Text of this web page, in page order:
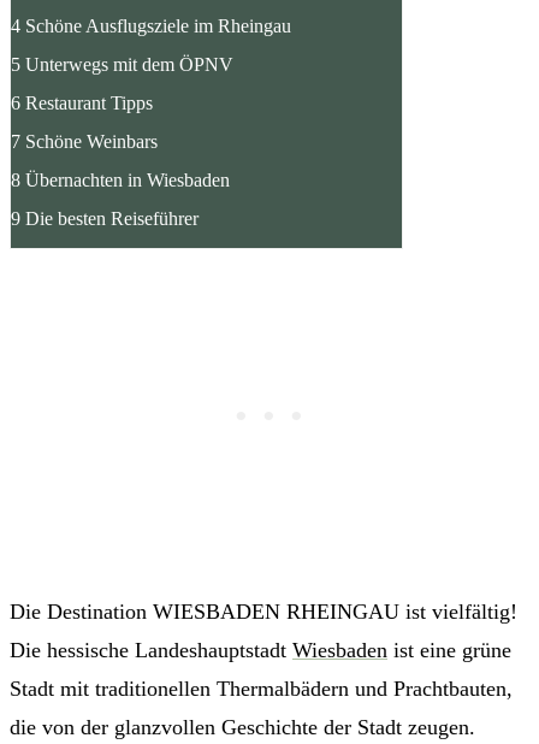
4 Schöne Ausflugsziele im Rheingau
5 Unterwegs mit dem ÖPNV
6 Restaurant Tipps
7 Schöne Weinbars
8 Übernachten in Wiesbaden
9 Die besten Reiseführer
Die Destination WIESBADEN RHEINGAU ist vielfältig!
Die hessische Landeshauptstadt Wiesbaden ist eine grüne
Stadt mit traditionellen Thermalbädern und Prachtbauten,
die von der glanzvollen Geschichte der Stadt zeugen.